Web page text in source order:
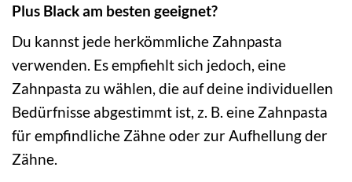
Plus Black am besten geeignet?
Du kannst jede herkömmliche Zahnpasta
verwenden. Es empfiehlt sich jedoch, eine
Zahnpasta zu wählen, die auf deine individuellen
Bedürfnisse abgestimmt ist, z. B. eine Zahnpasta
für empfindliche Zähne oder zur Aufhellung der
Zähne.